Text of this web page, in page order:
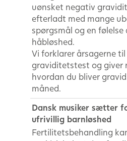
uønsket negativ
efterladt med mange
spørgsmål og en følelse
håbløshed.
Vi forklarer årsagerne
graviditetstest og giver
hvordan du bliver
måned.
Dansk musiker sætter
ufrivillig barnløshed
Fertilitetsbehandling